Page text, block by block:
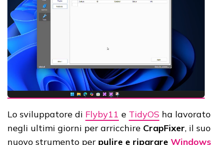
Lo sviluppatore di Flyby11 e TidyOS ha lavorato
negli ultimi giorni per arricchire CrapFixer, il suo
nuovo strumento per pulire e riparare Windows